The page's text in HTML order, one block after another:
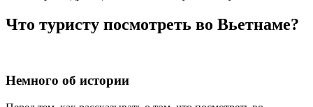
Что туристу посмотреть во Вьетнаме?
Немного об истории